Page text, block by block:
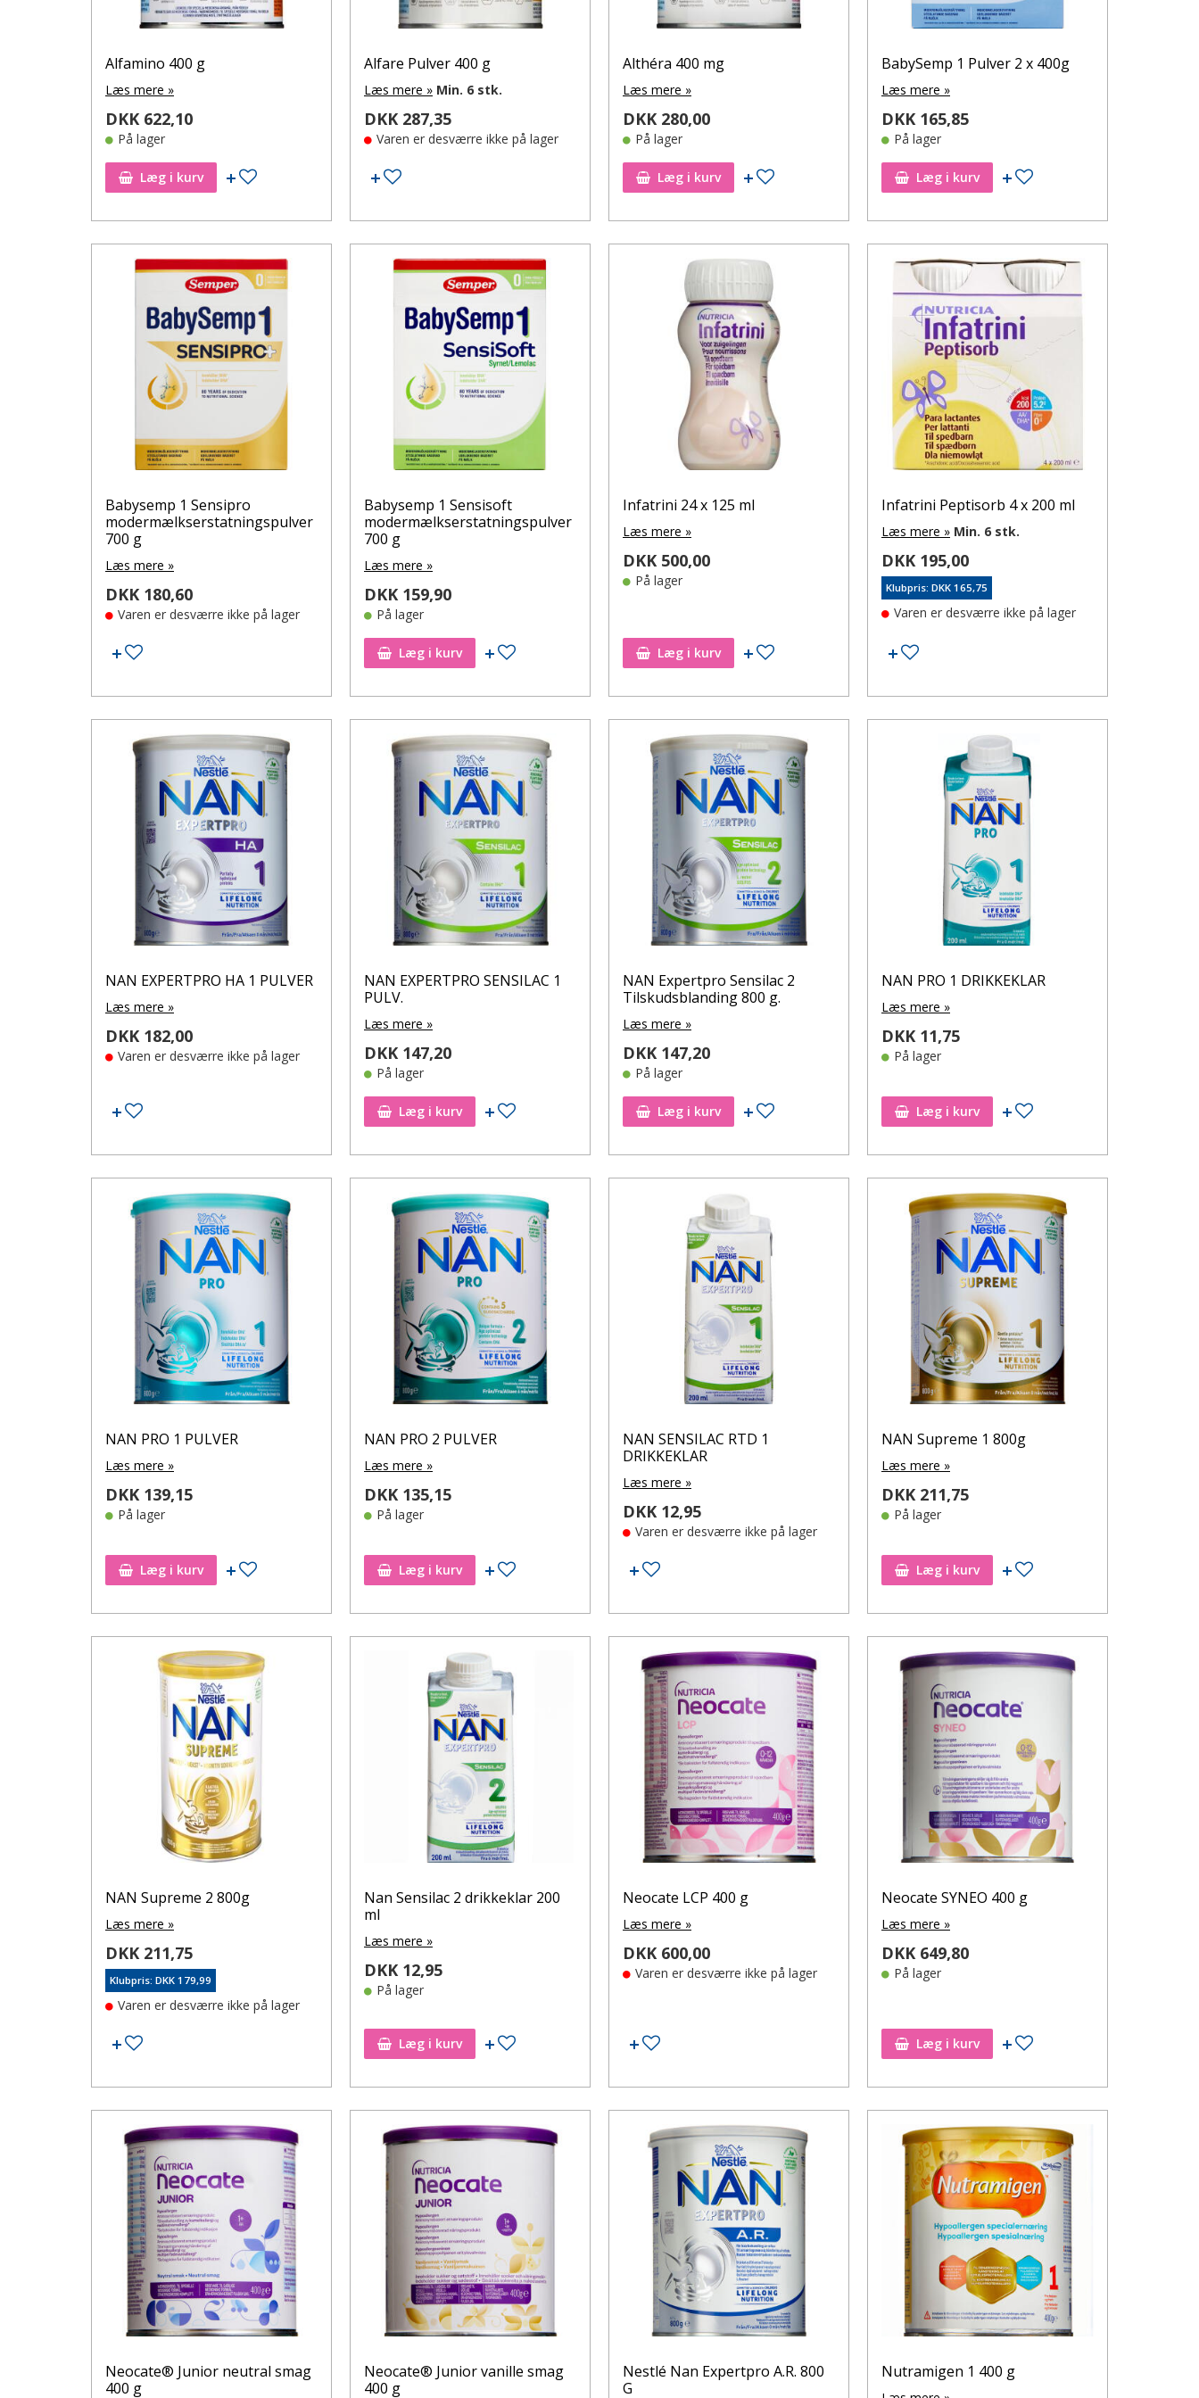
Alfamino 400 g
Læs mere »
DKK 622,10
På lager
Læg i kurv Tilføj til ønskeseddel
Alfare Pulver 400 g
Læs mere » Min. 6 stk.
DKK 287,35
Varen er desværre ikke på lager
Tilføj til ønskeseddel
Althéra 400 mg
Læs mere »
DKK 280,00
På lager
Læg i kurv Tilføj til ønskeseddel
BabySemp 1 Pulver 2 x 400g
Læs mere »
DKK 165,85
På lager
Læg i kurv Tilføj til ønskeseddel
Babysemp 1 Sensipro
modermælkserstatningspulver
700 g
Læs mere »
DKK 180,60
Varen er desværre ikke på lager
Tilføj til ønskeseddel
Babysemp 1 Sensisoft
modermælkserstatningspulver
700 g
Læs mere »
DKK 159,90
På lager
Læg i kurv Tilføj til ønskeseddel
Infatrini 24 x 125 ml
Læs mere »
DKK 500,00
På lager
Læg i kurv Tilføj til ønskeseddel
Infatrini Peptisorb 4 x 200 ml
Læs mere » Min. 6 stk.
DKK 195,00
Klubpris: DKK 165,75
Varen er desværre ikke på lager
Tilføj til ønskeseddel
NAN EXPERTPRO HA 1 PULVER
Læs mere »
DKK 182,00
Varen er desværre ikke på lager
Tilføj til ønskeseddel
NAN EXPERTPRO SENSILAC 1
PULV.
Læs mere »
DKK 147,20
På lager
Læg i kurv Tilføj til ønskeseddel
NAN Expertpro Sensilac 2
Tilskudsblanding 800 g.
Læs mere »
DKK 147,20
På lager
Læg i kurv Tilføj til ønskeseddel
NAN PRO 1 DRIKKEKLAR
Læs mere »
DKK 11,75
På lager
Læg i kurv Tilføj til ønskeseddel
NAN PRO 1 PULVER
Læs mere »
DKK 139,15
På lager
Læg i kurv Tilføj til ønskeseddel
NAN PRO 2 PULVER
Læs mere »
DKK 135,15
På lager
Læg i kurv Tilføj til ønskeseddel
NAN SENSILAC RTD 1
DRIKKEKLAR
Læs mere »
DKK 12,95
Varen er desværre ikke på lager
Tilføj til ønskeseddel
NAN Supreme 1 800g
Læs mere »
DKK 211,75
På lager
Læg i kurv Tilføj til ønskeseddel
NAN Supreme 2 800g
Læs mere »
DKK 211,75
Klubpris: DKK 179,99
Varen er desværre ikke på lager
Tilføj til ønskeseddel
Nan Sensilac 2 drikkeklar 200
ml
Læs mere »
DKK 12,95
På lager
Læg i kurv Tilføj til ønskeseddel
Neocate LCP 400 g
Læs mere »
DKK 600,00
Varen er desværre ikke på lager
Tilføj til ønskeseddel
Neocate SYNEO 400 g
Læs mere »
DKK 649,80
På lager
Læg i kurv Tilføj til ønskeseddel
Neocate® Junior neutral smag
400 g
Neocate® Junior vanille smag
400 g
Nestlé Nan Expertpro A.R. 800
G
Nutramigen 1 400 g